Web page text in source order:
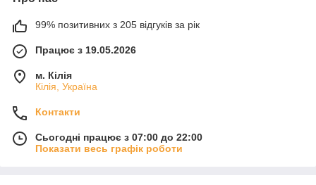
99% позитивних з 205 відгуків за рік
Працює з 19.05.2026
м. Кілія
Кілія, Україна
Контакти
Сьогодні працює з 07:00 до 22:00
Показати весь графік роботи